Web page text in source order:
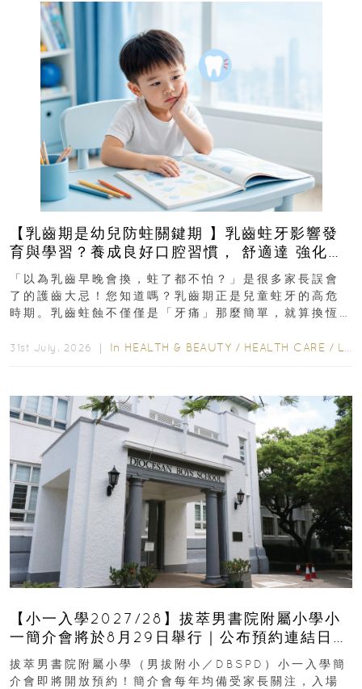
【乳齒期是幼兒防蛀關鍵期 】乳齒蛀牙影響發
育與學習？養成良好口腔習慣， 舒適達 強化琺
瑯質 兒童牙膏防護指南
「以為乳齒早晚會換，蛀了都不怕？」是很多家長誤會
了的護齒大忌！您知道嗎？乳齒期正是兒童蛀牙的高危
時期。乳齒蛀蝕不僅僅是「牙痛」那麼簡單，就算換恆
31st July, 2026 ｜ In HEALTH & BEAUTY / HEALTH CARE / LIFESTYLE
【小一入學2027/28】拔萃男書院附屬小學小
一簡介會將於8月29日舉行｜公布預約連結日期
｜更設有網上重溫
拔萃男書院附屬小學（男拔附小／DBSPD）小一入學簡
介會即將開放預約！簡介會每年均備受家長關注，入場